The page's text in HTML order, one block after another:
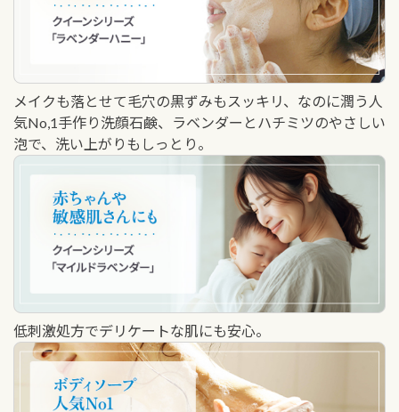
メイクも落とせて毛穴の黒ずみもスッキリ、なのに潤う人
気No,1手作り洗顔石鹸、ラベンダーとハチミツのやさしい
泡で、洗い上がりもしっとり。
低刺激処方でデリケートな肌にも安心。